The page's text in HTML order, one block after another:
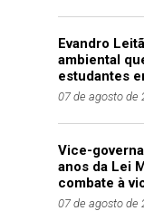
Evandro
ambiental
estudantes
07 de agosto de
Vice-
anos da Lei
combate à
07 de agosto de